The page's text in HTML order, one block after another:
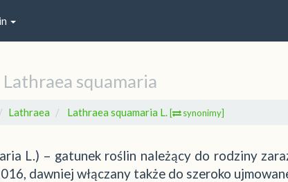
Lathraea squamaria
Lathraea Lathraea squamaria L. [ synonimy]
L.) – gatunek roślin należący do rodziny
dawniej włączany także do szeroko